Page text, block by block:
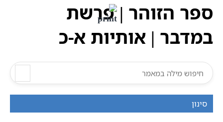
ספר הזוהר | פרשת
במדבר | אותיות א-כ
סינון